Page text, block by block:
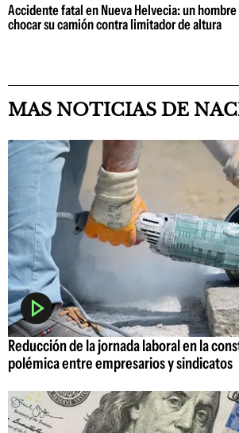
Accidente fatal en Nueva Helvecia: un
chocar su camión contra limitador de altura
MAS NOTICIAS DE
Reducción de la jornada laboral en la
polémica entre empresarios y sindicatos